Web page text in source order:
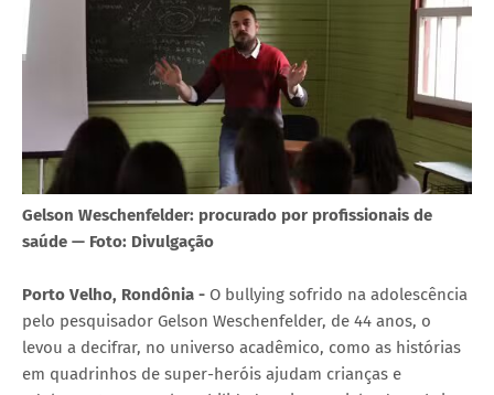
Gelson Weschenfelder: procurado por profissionais de
saúde — Foto: Divulgação
Porto Velho, Rondônia - O bullying sofrido na adolescência
pelo pesquisador Gelson Weschenfelder, de 44 anos, o
levou a decifrar, no universo acadêmico, como as histórias
em quadrinhos de super-heróis ajudam crianças e